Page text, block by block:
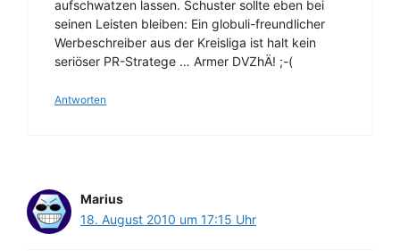
aufschwatzen lassen. Schuster sollte eben bei
seinen Leisten bleiben: Ein globuli-freundlicher
Werbeschreiber aus der Kreisliga ist halt kein
seriöser PR-Stratege … Armer DVZhÄ! ;-(
Antworten
Marius
18. August 2010 um 17:15 Uhr